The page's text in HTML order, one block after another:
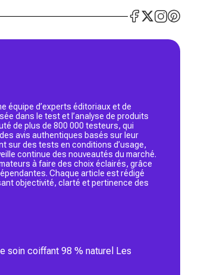
équipe d’experts éditoriaux et de
dans le test et l’analyse de produits
de plus de 800 000 testeurs, qui
avis authentiques basés sur leur
sur des tests en conditions d’usage,
continue des nouveautés du marché.
à faire des choix éclairés, grâce
Chaque article est rédigé
objectivité, clarté et pertinence des
soin coiffant 98 % naturel Les